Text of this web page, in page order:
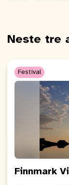
Neste tre
Festival
Finnmark